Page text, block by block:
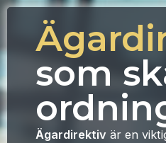
som
Ägardirektiv är en